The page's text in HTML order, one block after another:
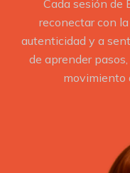
Cada sesión de
reconectar con
autenticidad y a
de aprender
movimiento